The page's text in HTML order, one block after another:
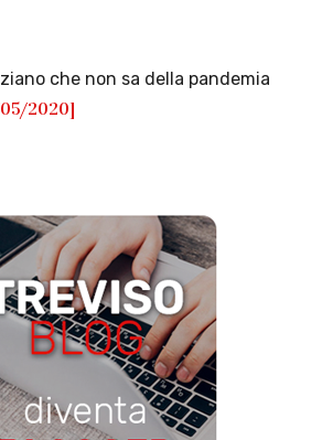
che non sa della pandemia
2020]